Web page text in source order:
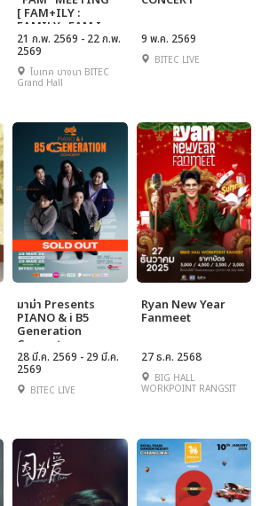
[ FAM+ILY :
FAMILY : FAM I
LOVE YOU ]
21 ก.พ. 2569 - 22 ก.พ.
2569
ไบเทค บางนา BITEC
Grand Hall
9 พ.ค. 2569
BITEC LIVE
มาม่า Presents
PIANO & i B5
Generation
Concert
28 มี.ค. 2569 - 29 มี.ค.
2569
BITEC LIVE
Ryan New Year
Fanmeet
27 ธ.ค. 2568
BIG HALL
WORKPOINT RANGSIT